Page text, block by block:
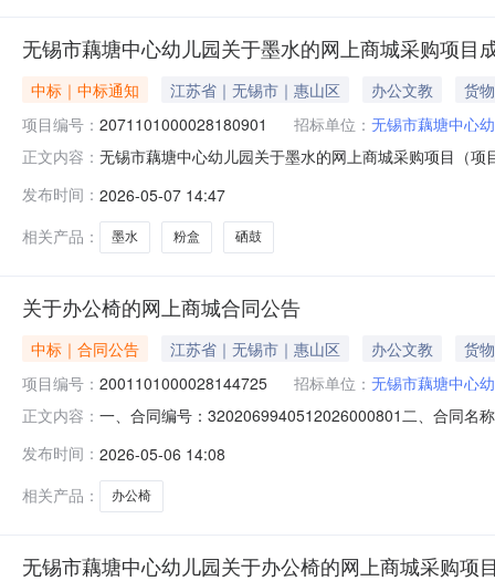
无锡市藕塘中心幼儿园关于墨水的网上商城采购项目
中标｜中标通知 江苏省｜无锡市｜惠山区 办公文教
货物
项目编号： 2071101000028180901 招标单位： 无锡市藕塘中心
正文内容： 无锡市藕塘中心幼儿园关于墨水的网上商城采购项目（
码:320206项目所在行政区划名称:江苏省无锡市惠山区
发布时间： 2026-05-07 14:47
相关产品：
墨水 粉盒 硒鼓
关于办公椅的网上商城合同公告
中标｜合同公告 江苏省｜无锡市｜惠山区 办公文教
货物
项目编号： 2001101000028144725 招标单位： 无锡市藕塘中心
正文内容： 一、合同编号：3202069940512026000801二、合同名
２０７号联系方式：18005178493六、合同主要信息1.
发布时间： 2026-05-06 14:08
相关产品：
办公椅
无锡市藕塘中心幼儿园关于办公椅的网上商城采购项